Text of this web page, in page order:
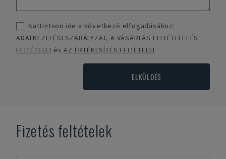
Kattintson ide a következő elfogadásához:
ADATKEZELÉSI SZABÁLYZAT,A VÁSÁRLÁS FELTÉTELEI ÉS
FELTÉTELEI ésAZ ÉRTÉKESÍTÉS FELTÉTELEI
ELKÜLDÉS
Fizetés feltételek